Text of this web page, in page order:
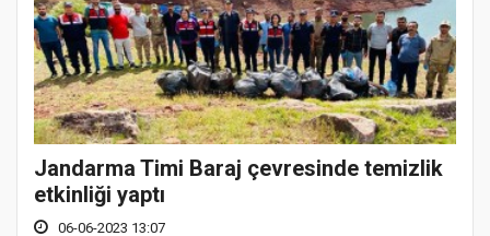
Jandarma Timi Baraj çevresinde temizlik
etkinliği yaptı
06-06-2023 13:07